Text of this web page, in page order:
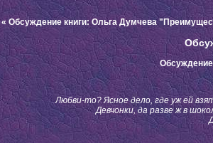
« Обсуждение книги: Ольга Думчева
Любви-то? Ясное дело, где уж ей
Девчонки, да разве ж в